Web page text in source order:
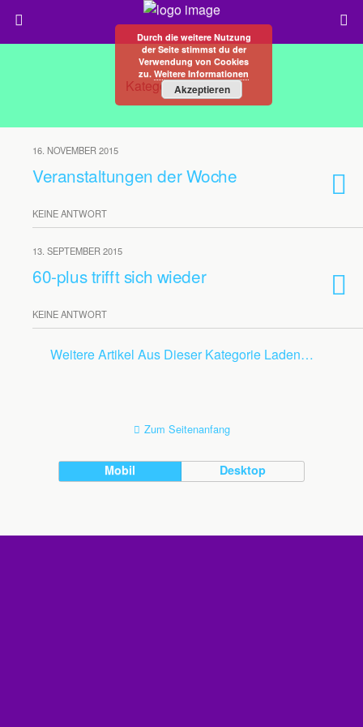
Kategorien ›60plus
16. NOVEMBER 2015
Veranstaltungen der Woche
KEINE ANTWORT
13. SEPTEMBER 2015
60-plus trifft sich wieder
KEINE ANTWORT
Weitere Artikel Aus Dieser Kategorie Laden…
Durch die weitere Nutzung
der Seite stimmst du der
Verwendung von Cookies
zu. Weitere Informationen
Akzeptieren
Zum Seitenanfang
Mobil Desktop